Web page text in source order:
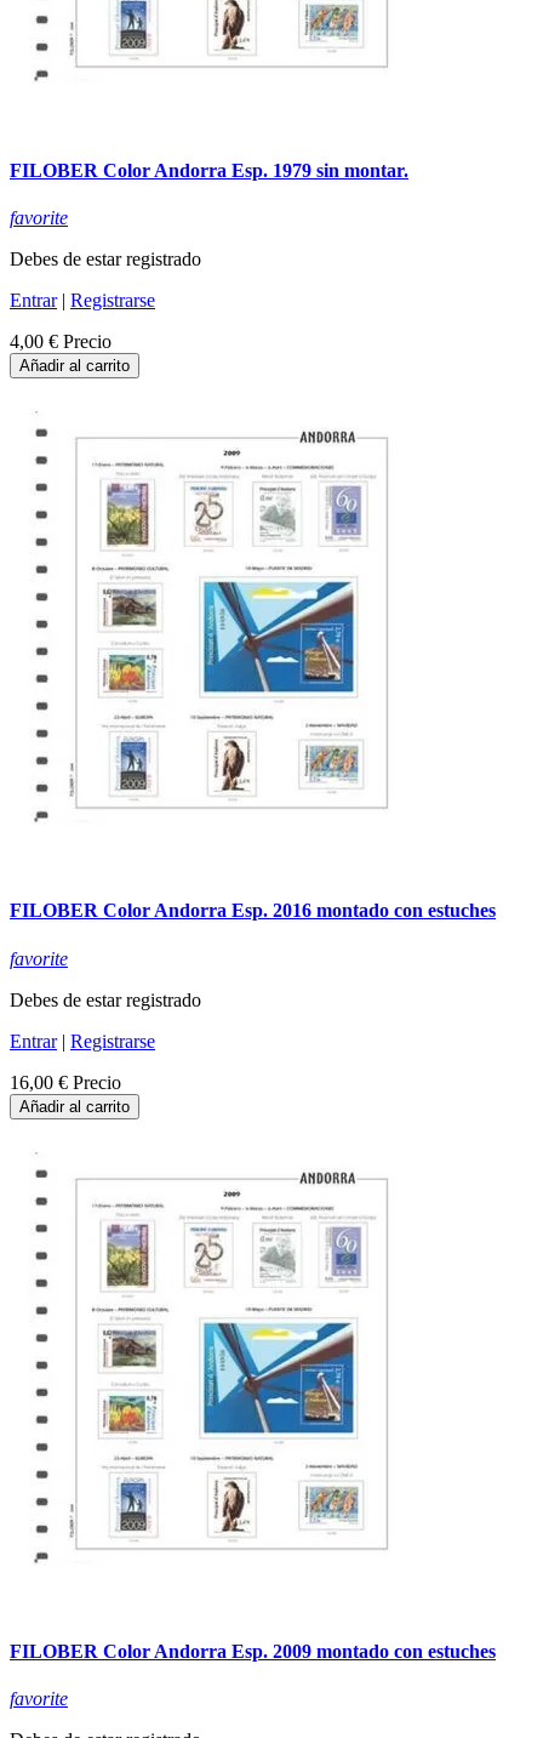
FILOBER Color Andorra Esp. 1979 sin montar.
favorite
Debes de estar registrado
Entrar| Registrarse
4,00 € Precio
Añadir al carrito
FILOBER Color Andorra Esp. 2016 montado con estuches
favorite
Debes de estar registrado
Entrar| Registrarse
16,00 € Precio
Añadir al carrito
FILOBER Color Andorra Esp. 2009 montado con estuches
favorite